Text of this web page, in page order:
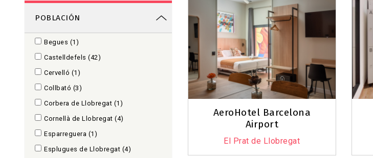
−
AeroHotel Barcelona
Airport
El Prat de Llobregat
POBLACIÓN
Begues (1)
Castelldefels (42)
Cervelló (1)
Collbató (3)
Corbera de Llobregat (1)
Cornellà de Llobregat (4)
Esparreguera (1)
Esplugues de Llobregat (4)